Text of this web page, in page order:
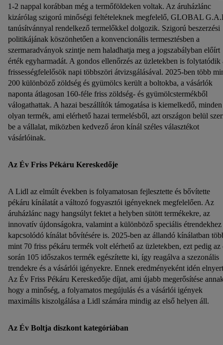
1-2 nappal korábban még a termőföldeken voltak. Az áruházlánc
kizárólag szigorú minőségi feltételeknek megfelelő, GLOBAL
tanúsítvánnyal rendelkező termelőkkel dolgozik. Szigorú beszerzési
politikájának köszönhetően a konvencionális termesztésben a
szermaradványok szintje nem haladhatja meg a jogszabályban előírt
érték egyharmadát. A gondos ellenőrzés az üzletekben is folytatódik
frissességfelelősök napi többszöri átvizsgálásával. 2025-ben több
200 különböző zöldség és gyümölcs került a boltokba, a vásárlók
naponta átlagosan 160-féle friss zöldség- és gyümölcstermékből
válogathattak. A hazai beszállítók támogatása is kiemelkedő, minden
olyan termék, ami elérhető hazai termelésből, azt országon belül
be a vállalat, miközben kedvező áron kínál széles választékot
vásárlóinak.
Az Év Friss Pékáru Kereskedője
A Lidl az elmúlt években is folyamatosan fejlesztette és bővítette
pékáru kínálatát a változó fogyasztói igényeknek megfelelően. Az
áruházlánc nagy hangsúlyt fektet a helyben sütött termékekre, az
innovatív újdonságokra, valamint a különböző speciális étrendekhez
kapcsolódó kínálat bővítésére is. 2025-ben az állandó kínálatban
mint 70 friss pékáru termék volt elérhető az üzletekben, ezt pedig az
során 105 időszakos termék egészítette ki, így reagálva a szezonális
trendekre és a vásárlói igényekre. Ennek eredményeként idén
Az Év Friss Pékáru Kereskedője díjat, ami újabb megerősítése
hogy a minőség, a folyamatos megújulás és a vásárlói igények
maximális kiszolgálása a Lidl számára mindig az első helyen áll.
Az Év Boltja diszkont kategóriában